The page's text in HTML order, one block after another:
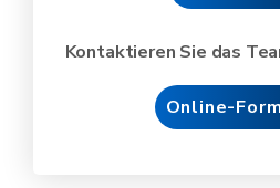
Kontaktieren Sie das
Online-